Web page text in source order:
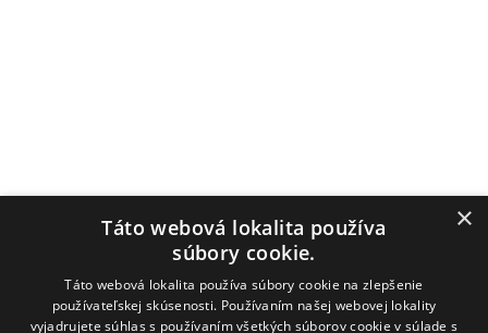
×
Táto webová lokalita používa
súbory cookie.
Táto webová lokalita používa súbory cookie na zlepšenie
používateľskej skúsenosti. Používaním našej webovej lokality
vyjadrujete súhlas s používaním všetkých súborov cookie v súlade s